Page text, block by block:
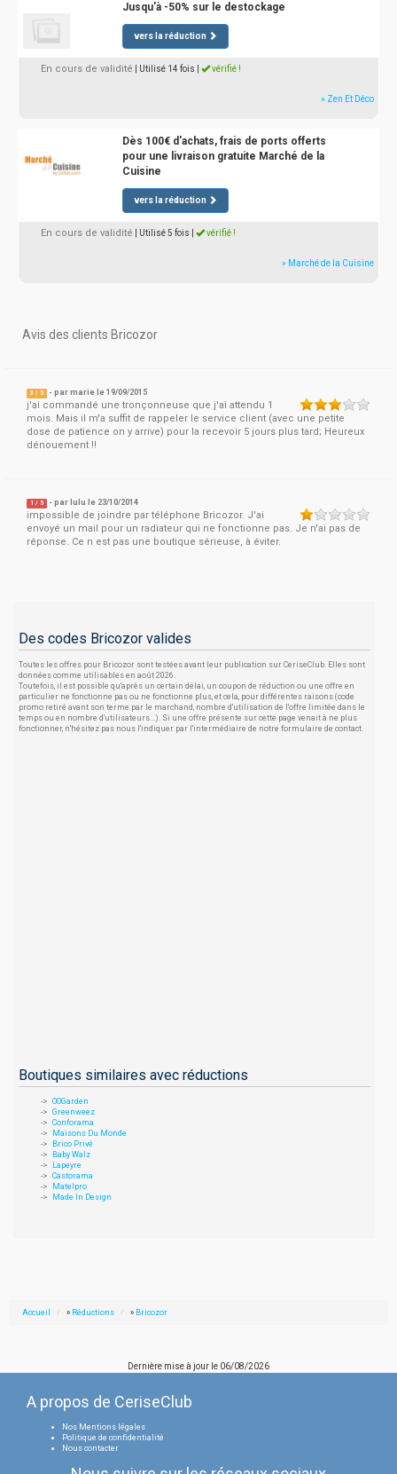
Jusqu'à -50% sur le destockage
vers la réduction
En cours de validité | Utilisé 14 fois vérifié !
» Zen Et Déco
Dès 100€ d'achats, frais de ports offerts
pour une livraison gratuite Marché de la
Cuisine
vers la réduction
En cours de validité | Utilisé 5 fois vérifié !
» Marché de la Cuisine
Avis des clients Bricozor
3 / 5 - parmarie le 19/09/2015
j'ai commandé une tronçonneuse que j'ai attendu 1
mois. Mais il m'a suffit de rappeler le service client (avec une petite
dose de patience on y arrive) pour la recevoir 5 jours plus tard; Heureux
dénouement !!
1 / 5 - par lulu le 23/10/2014
impossible de joindre par téléphone Bricozor. J'ai
envoyé un mail pour un radiateur qui ne fonctionne pas. Je n'ai pas de
réponse. Ce n est pas une boutique sérieuse, à éviter.
Des codes Bricozor valides
Toutes les offres pour Bricozor sont testées avant leur publication sur CeriseClub. Elles sont
données comme utilisables en août 2026.
Toutefois, il est possible qu'après un certain délai, un coupon de réduction ou une offre en
particulier ne fonctionne pas ou ne fonctionne plus, et cela, pour différentes raisons (code
promo retiré avant son terme par le marchand, nombre d'utilisation de l'offre limitée dans le
temps ou en nombre d'utilisateurs...). Si une offre présente sur cette page venait à ne plus
fonctionner, n'hésitez pas nous l'indiquer par l'intermédiaire de notre formulaire de contact.
Boutiques similaires avec réductions
OOGarden
Greenweez
Conforama
Maisons Du Monde
Brico Privé
Baby Walz
Lapeyre
Castorama
Matelpro
Made In Design
Accueil » Réductions » Bricozor
Dernière mise à jour le 06/08/2026
A propos de CeriseClub
Nos Mentions légales
Politique de confidentialité
Nous contacter